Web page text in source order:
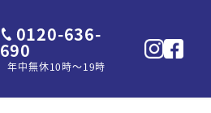
0120-636-
690
年中無休10時～19時